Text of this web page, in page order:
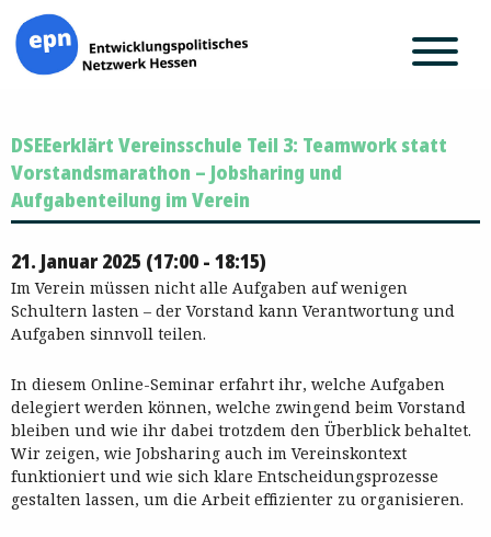
Inhalt
springen
DSEEerklärt Vereinsschule Teil 3: Teamwork statt
Vorstandsmarathon – Jobsharing und
Aufgabenteilung im Verein
21. Januar 2025 (17:00 - 18:15)
Im Verein müssen nicht alle Aufgaben auf wenigen
Schultern lasten – der Vorstand kann Verantwortung und
Aufgaben sinnvoll teilen.
In diesem Online-Seminar erfahrt ihr, welche Aufgaben
delegiert werden können, welche zwingend beim Vorstand
bleiben und wie ihr dabei trotzdem den Überblick behaltet.
Wir zeigen, wie Jobsharing auch im Vereinskontext
funktioniert und wie sich klare Entscheidungsprozesse
gestalten lassen, um die Arbeit effizienter zu organisieren.